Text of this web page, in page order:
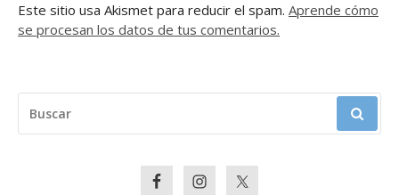
Este sitio usa Akismet para reducir el spam. Aprende cómo
se procesan los datos de tus comentarios.